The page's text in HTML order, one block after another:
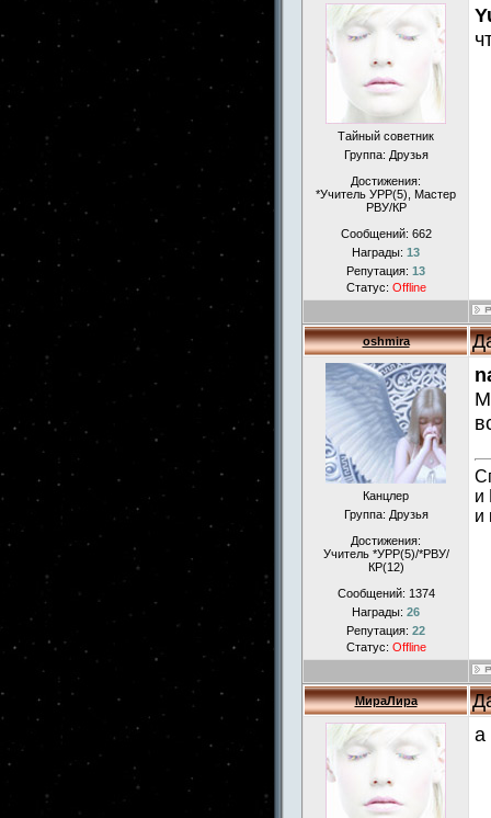
Тайный советник
Группа: Друзья
Достижения:
*Учитель УРР(5), Маcтер
РВУ/КР
Сообщений: 662
Награды: 13
Репутация: 13
Статус: Offline
oshmira
Канцлер
Группа: Друзья
Достижения:
Учитель *УРР(5)/*РВУ/
КР(12)
Сообщений: 1374
Награды: 26
Репутация: 22
Статус: Offline
и
и
МираЛира
а